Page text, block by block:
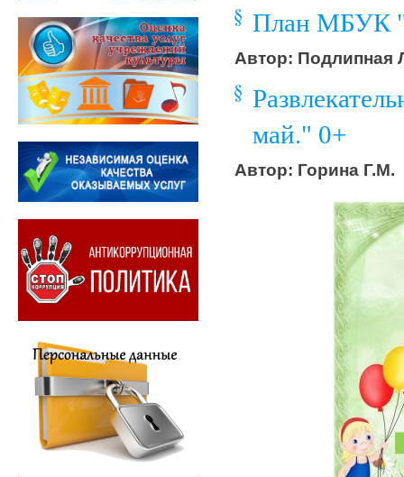
План МБУК
Автор: Подлипная
май." 0+
Автор: Горина Г.М.